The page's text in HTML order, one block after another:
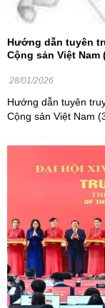
Hướng dẫn tuyên
Cộng sản Việt Nam
28/01/2026
Hướng dẫn tuyên
Cộng sản Việt Nam